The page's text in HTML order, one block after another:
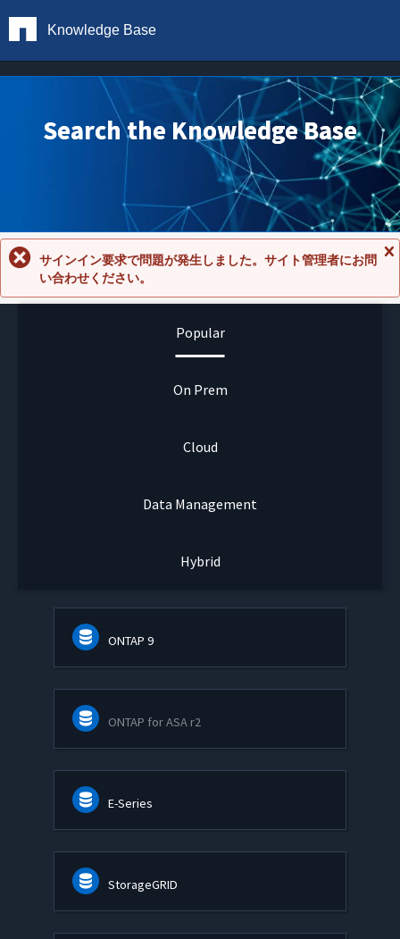
Knowledge Base
Search the Knowledge Base
セ
サインイン要求で問題が発生しました。サイト管理者にお問
い合わせください。
Popular
On Prem
Cloud
Data Management
Hybrid
ONTAP 9
ONTAP for ASA r2
E-Series
StorageGRID